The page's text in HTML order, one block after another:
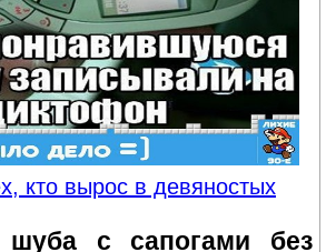
кто вырос в девяностых
с сапогами без